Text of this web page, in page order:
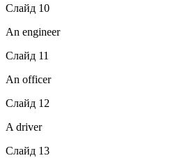
Слайд 10
An engineer
Слайд 11
An officer
Слайд 12
A driver
Слайд 13